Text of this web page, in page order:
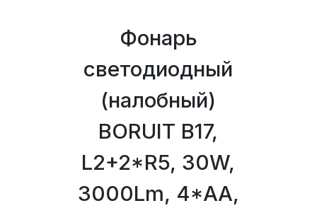
Фонарь
светодиодный
(налобный)
BORUIT B17,
L2+2*R5, 30W,
3000Lm, 4*AA,